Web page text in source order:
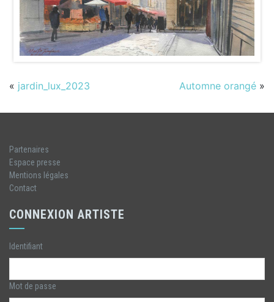
« jardin_lux_2023 Automne orangé »
Partenaires
Espace presse
Mentions légales
Contact
CONNEXION ARTISTE
Identifiant
Mot de passe